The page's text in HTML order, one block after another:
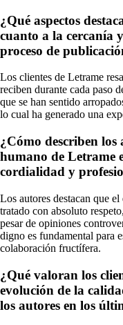
¿Qué aspectos
cuanto a la cercanía
proceso de
Los clientes de Letrame
reciben durante cada paso
que se han sentido
lo cual ha generado una
¿Cómo describen los
humano de Letrame
cordialidad y
Los autores destacan que
tratado con absoluto
pesar de opiniones
digno es fundamental para
colaboración fructífera.
¿Qué valoran los
evolución de la
los autores en los